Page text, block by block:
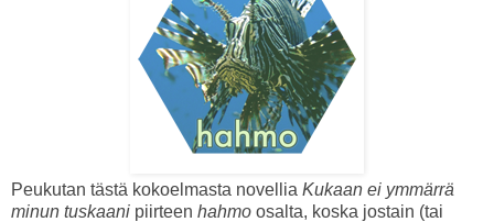
Peukutan tästä kokoelmasta novellia Kukaan ei ymmärrä
minun tuskaani piirteen hahmo osalta, koska jostain (tai